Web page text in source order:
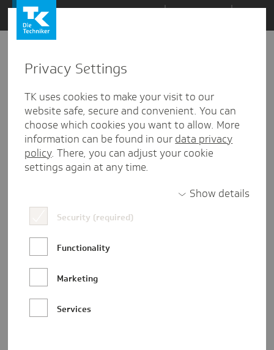
Zum
Inhalt
springen
den
Kommentaren
Privacy Settings
TK uses cookies to make your visit to our
website safe, secure and convenient. You can
choose which cookies you want to allow. More
information can be found in our data privacy
policy. There, you can adjust your cookie
settings again at any time.
Show details
Security (required)
Functionality
Marketing
Services